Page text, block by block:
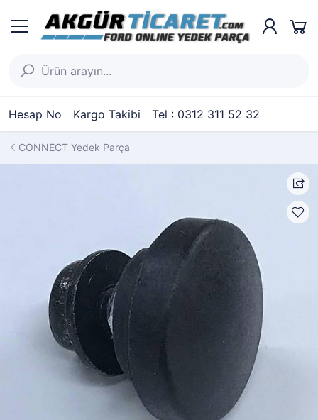
Hesap No Kargo Takibi Tel : 0312 311 52 32
CONNECT Yedek Parça